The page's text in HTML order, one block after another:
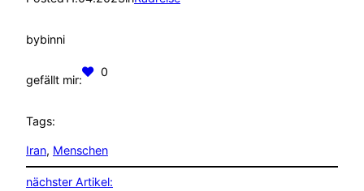
bybinni
gefällt mir:
0
Tags:
Iran, Menschen
nächster Artikel: